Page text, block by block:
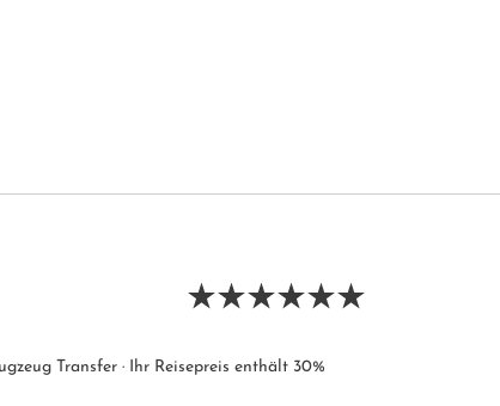
Transfer · Ihr Reisepreis enthält 30%